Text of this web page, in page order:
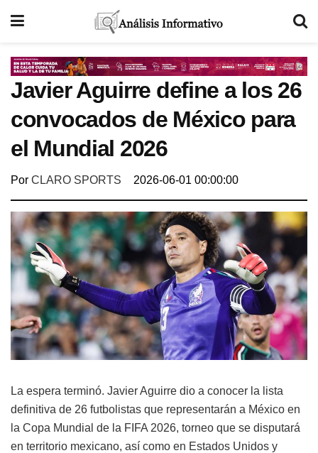
Javier Aguirre define a los 26
convocados de México para
el Mundial 2026
Por CLARO SPORTS 2026-06-01 00:00:00
La espera terminó. Javier Aguirre dio a conocer la lista
definitiva de 26 futbolistas que representarán a México en
la Copa Mundial de la FIFA 2026, torneo que se disputará
en territorio mexicano, así como en Estados Unidos y